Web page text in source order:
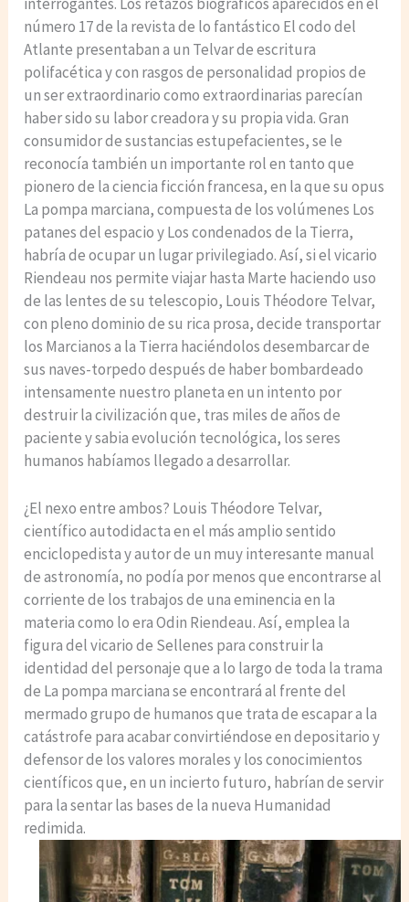
número 17 de la revista de lo fantástico El codo del
Atlante presentaban a un Telvar de escritura
polifacética y con rasgos de personalidad propios de
un ser extraordinario como extraordinarias parecían
haber sido su labor creadora y su propia vida. Gran
consumidor de sustancias estupefacientes, se le
reconocía también un importante rol en tanto que
pionero de la ciencia ficción francesa, en la que su opus
La pompa marciana, compuesta de los volúmenes Los
patanes del espacio y Los condenados de la Tierra,
habría de ocupar un lugar privilegiado. Así, si el vicario
Riendeau nos permite viajar hasta Marte haciendo uso
de las lentes de su telescopio, Louis Théodore Telvar,
con pleno dominio de su rica prosa, decide transportar
los Marcianos a la Tierra haciéndolos desembarcar de
sus naves-torpedo después de haber bombardeado
intensamente nuestro planeta en un intento por
destruir la civilización que, tras miles de años de
paciente y sabia evolución tecnológica, los seres
humanos habíamos llegado a desarrollar.
¿El nexo entre ambos? Louis Théodore Telvar,
científico autodidacta en el más amplio sentido
enciclopedista y autor de un muy interesante manual
de astronomía, no podía por menos que encontrarse al
corriente de los trabajos de una eminencia en la
materia como lo era Odin Riendeau. Así, emplea la
figura del vicario de Sellenes para construir la
identidad del personaje que a lo largo de toda la trama
de La pompa marciana se encontrará al frente del
mermado grupo de humanos que trata de escapar a la
catástrofe para acabar convirtiéndose en depositario y
defensor de los valores morales y los conocimientos
científicos que, en un incierto futuro, habrían de servir
para la sentar las bases de la nueva Humanidad
redimida.